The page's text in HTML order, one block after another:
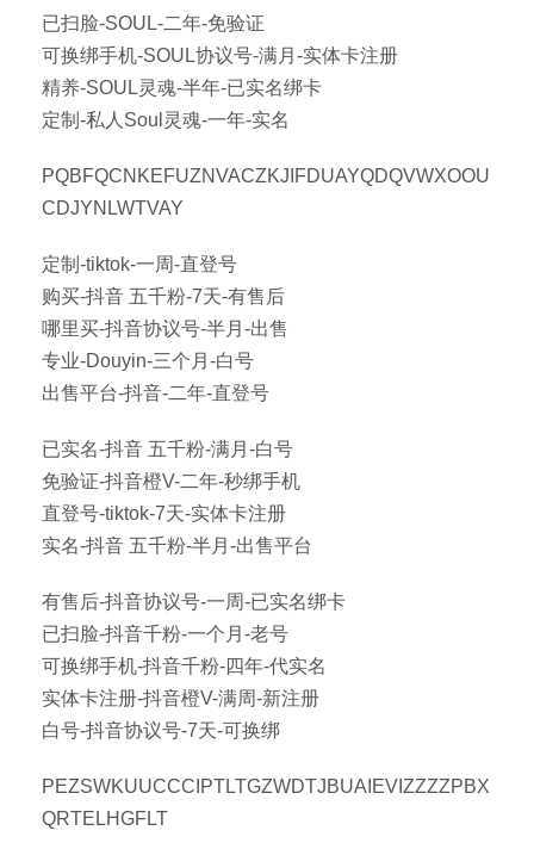
已扫脸-SOUL-二年-免验证
可换绑手机-SOUL协议号-满月-实体卡注册
精养-SOUL灵魂-半年-已实名绑卡
定制-私人Soul灵魂-一年-实名
PQBFQCNKEFUZNVACZKJIFDUAYQDQVWXOOU
CDJYNLWTVAY
定制-tiktok-一周-直登号
购买-抖音 五千粉-7天-有售后
哪里买-抖音协议号-半月-出售
专业-Douyin-三个月-白号
出售平台-抖音-二年-直登号
已实名-抖音 五千粉-满月-白号
免验证-抖音橙V-二年-秒绑手机
直登号-tiktok-7天-实体卡注册
实名-抖音 五千粉-半月-出售平台
有售后-抖音协议号-一周-已实名绑卡
已扫脸-抖音千粉-一个月-老号
可换绑手机-抖音千粉-四年-代实名
实体卡注册-抖音橙V-满周-新注册
白号-抖音协议号-7天-可换绑
PEZSWKUUCCCIPTLTGZWDTJBUAIEVIZZZZPBX
QRTELHGFLT